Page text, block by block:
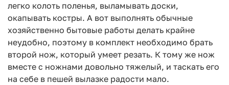
легко колоть поленья, выламывать доски,
окапывать костры. А вот выполнять обычные
хозяйственно бытовые работы делать крайне
неудобно, поэтому в комплект необходимо брать
второй нож, который умеет резать. К тому же нож
вместе с ножнами довольно тяжелый, и таскать его
на себе в пешей вылазке радости мало.